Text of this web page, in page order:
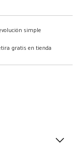
simple
gratis en tienda